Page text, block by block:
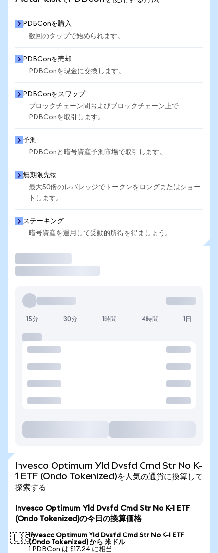
PDBConを購入
数回のタップで始められます。
PDBConを売却
PDBConを現金に交換します。
PDBConをスワップ
ブロックチェーン間およびブロックチェーン上で
PDBConを取引します。
予測
PDBConと暗号資産予測市場で取引します。
無期限先物
最大50倍のレバレッジでトークンをロングまたはショー
トします。
ステーキング
暗号資産を運用して受動的所得を得ましょう。
15分 30分 1時間 4時間 1日
Invesco Optimum Yld Dvsfd Cmd Str No K-
1 ETF (Ondo Tokenized)を人気の通貨に換算して
探索する
Invesco Optimum Yld Dvsfd Cmd Str No K-1 ETF
(Ondo Tokenized)の今日の換算価格
🇺🇸Invesco Optimum Yld Dvsfd Cmd Str No K-1 ETF
(Ondo Tokenized) から 米ドル
1 PDBCon は $17.24 に相当